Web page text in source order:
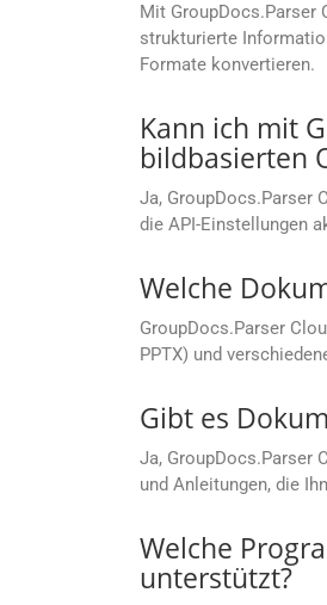
Mit GroupDocs.Parser
strukturierte
Formate konvertieren.
Kann ich mit
bildbasierten
Ja, GroupDocs.Parser
die API-Einstellungen
Welche
GroupDocs.Parser
PPTX) und
Gibt es
Ja, GroupDocs.Parser
und Anleitungen, die
Welche
unterstützt?